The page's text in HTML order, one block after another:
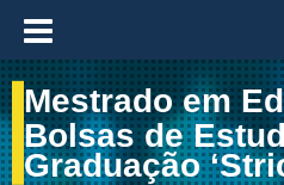
≡
Mestrado em
Bolsas de
Graduação